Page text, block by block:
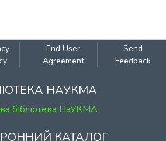
End User
Agreement
Send
Feedback
НАУКМА
бібліотека НаУКМА
КАТАЛОГ